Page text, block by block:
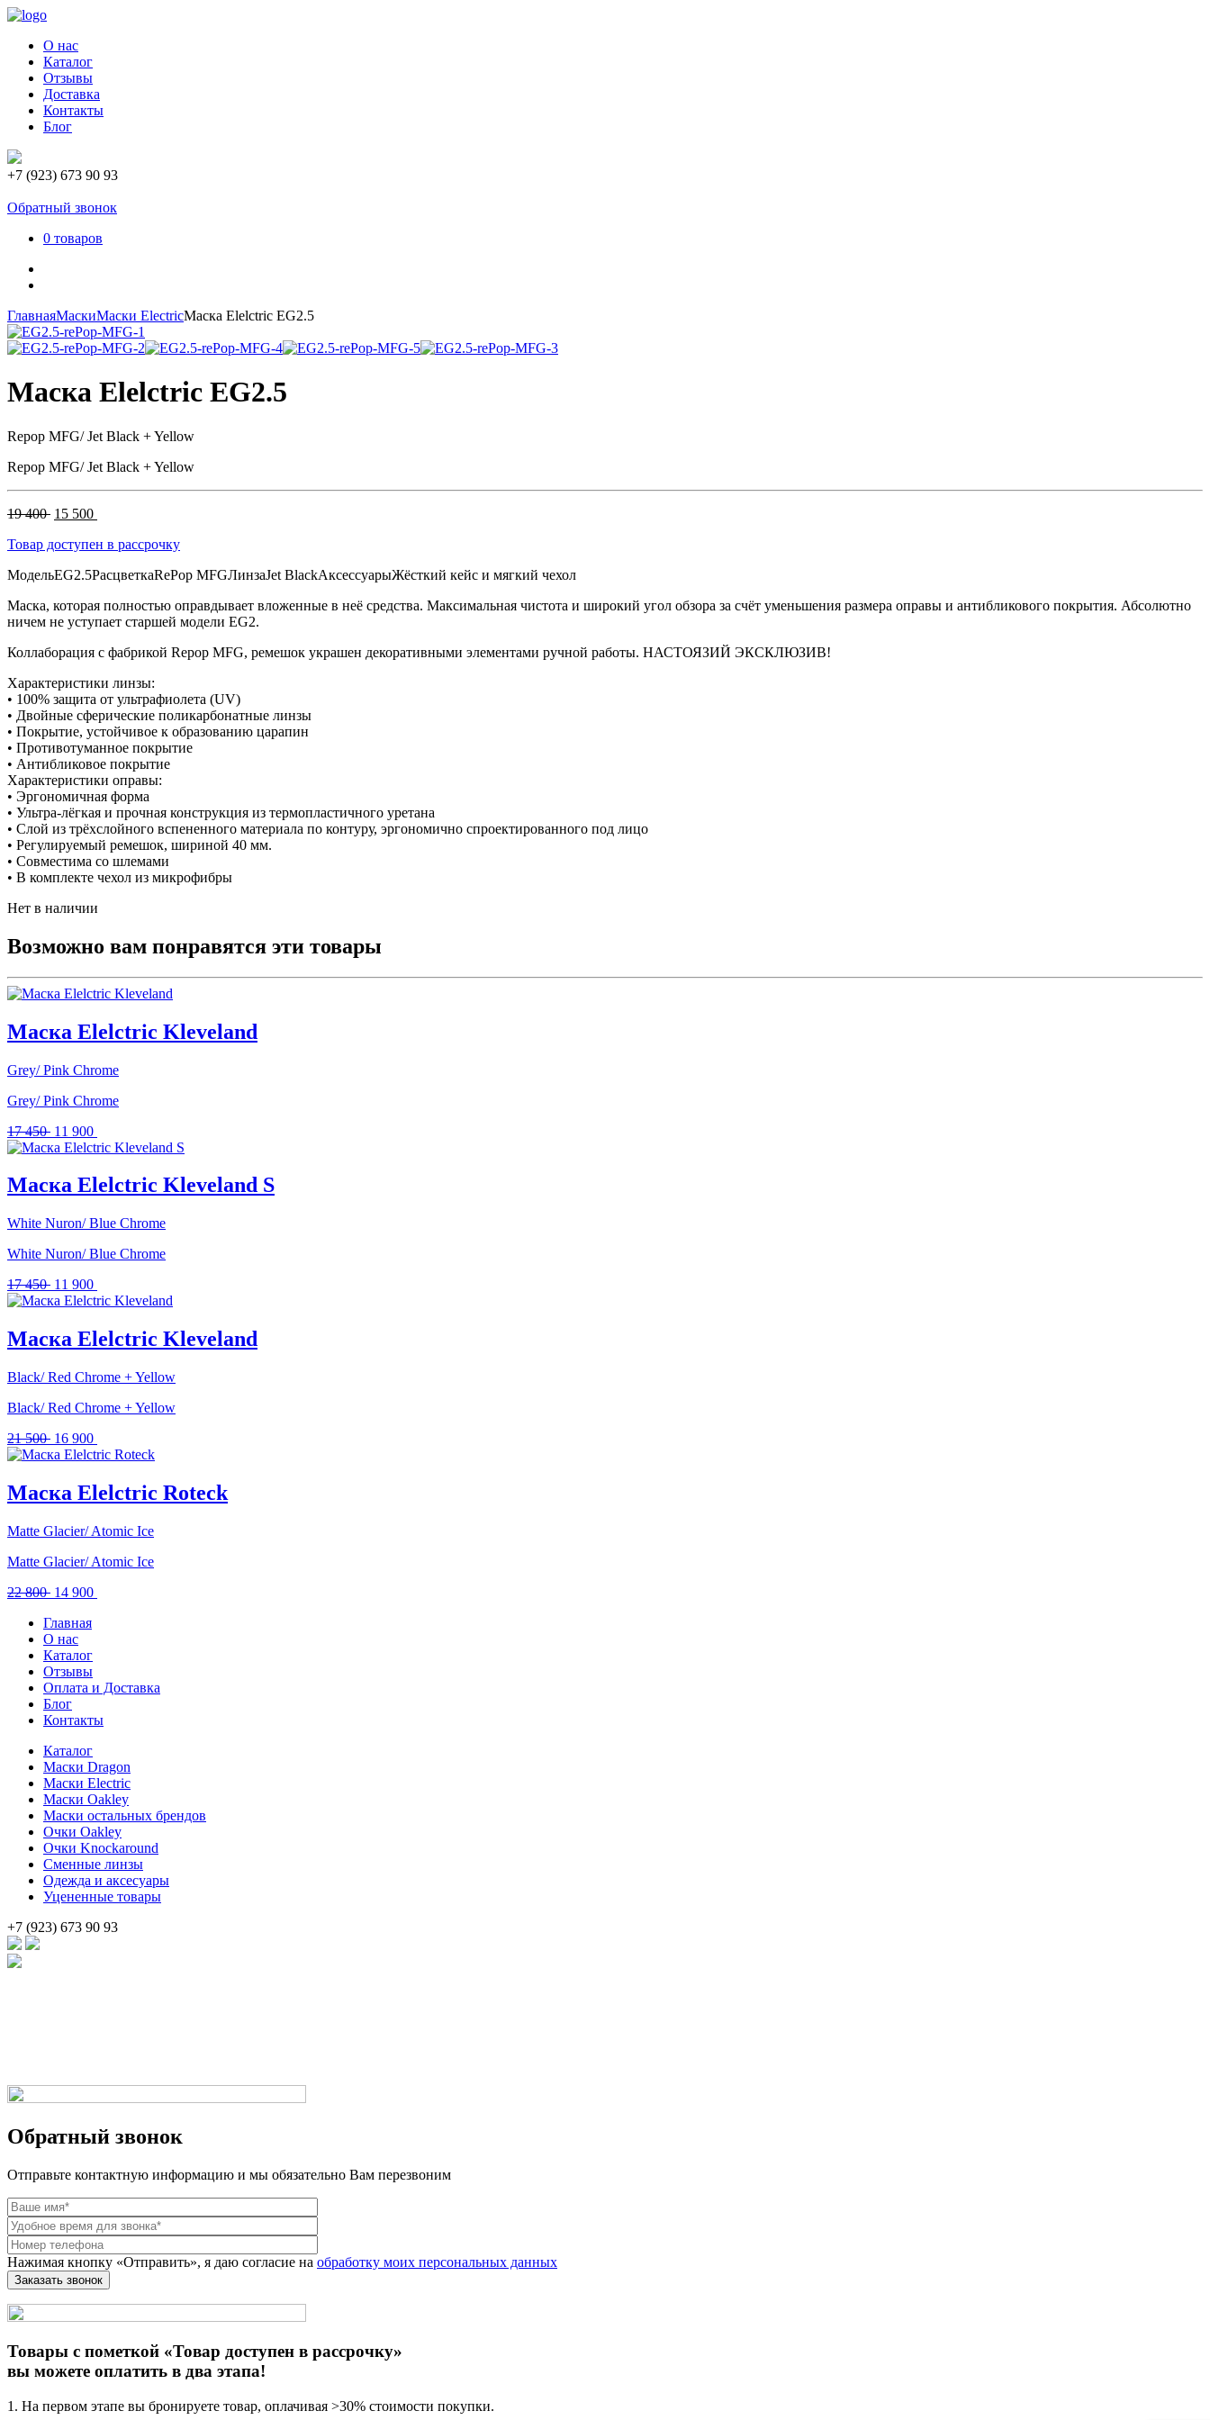
О нас
Каталог
Отзывы
Доставка
Контакты
Блог
+7 (923) 673 90 93
Обратный звонок
0 товаров
ГлавнаяМаскиМаски ElectricМаска Elelctric EG2.5
Маска Elelctric EG2.5
Repop MFG/ Jet Black + Yellow
Repop MFG/ Jet Black + Yellow
19 400 Первоначальная
составляла
400 .
15 500
15
Товар доступен в рассрочку
МодельEG2.5РасцветкаRePop MFGЛинзаJet BlackАксессуарыЖёсткий кейс и мягкий чехол
Маска, которая полностью оправдывает вложенные в неё средства. Максимальная чистота и широкий угол обзора за счёт уменьшения размера оправы и антибликового покрытия. Абсолютно
ничем не уступает старшей модели EG2.
Коллаборация с фабрикой Repop MFG, ремешок украшен декоративными элементами ручной работы. НАСТОЯЗИЙ ЭКСКЛЮЗИВ!
Характеристики линзы:
• 100% защита от ультрафиолета (UV)
• Двойные сферические поликарбонатные линзы
• Покрытие, устойчивое к образованию царапин
• Противотуманное покрытие
• Антибликовое покрытие
Характеристики оправы:
• Эргономичная форма
• Ультра-лёгкая и прочная конструкция из термопластичного уретана
• Слой из трёхслойного вспененного материала по контуру, эргономично спроектированного под лицо
• Регулируемый ремешок, шириной 40 мм.
• Совместима со шлемами
• В комплекте чехол из микрофибры
Нет в наличии
Возможно вам понравятся эти товары
Маска Elelctric Kleveland
Grey/ Pink Chrome
Grey/ Pink Chrome
17 450 Первоначальная
цена
17
450 .
11 900
цена:
900 .
Маска Elelctric Kleveland S
White Nuron/ Blue Chrome
White Nuron/ Blue Chrome
17 450 Первоначальная
цена
450 .
11 900
цена:
900 .
Маска Elelctric Kleveland
Black/ Red Chrome + Yellow
Black/ Red Chrome + Yellow
21 500 Первоначальная
цена
500 .
16 900
цена:
900 .
Маска Elelctric Roteck
Matte Glacier/ Atomic Ice
Matte Glacier/ Atomic Ice
22 800 Первоначальная
составляла
22
800 .
14 900
Главная
О нас
Каталог
Отзывы
Оплата и Доставка
Блог
Контакты
Каталог
Маски Dragon
Маски Electric
Маски Oakley
Маски остальных брендов
Очки Oakley
Очки Knockaround
Сменные линзы
Одежда и аксесуары
Уцененные товары
+7 (923) 673 90 93
Обратный звонок
Отправьте контактную информацию и мы обязательно Вам перезвоним
Нажимая кнопку «Отправить», я даю согласие на обработку моих персональных данных
Товары с пометкой «Товар доступен в рассрочку»
вы можете оплатить в два этапа!
1. На первом этапе вы бронируете товар, оплачивая >30% стоимости покупки.